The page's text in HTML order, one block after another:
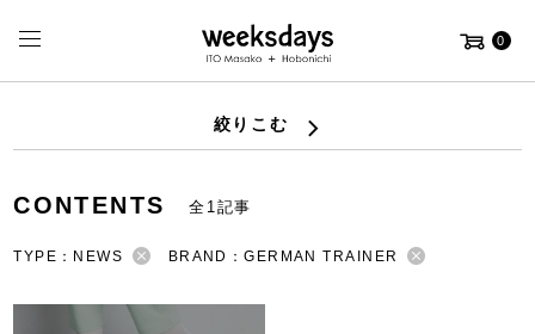
0
絞りこむ
CONTENTS 全1記事
TYPE：NEWS BRAND：GERMAN TRAINER